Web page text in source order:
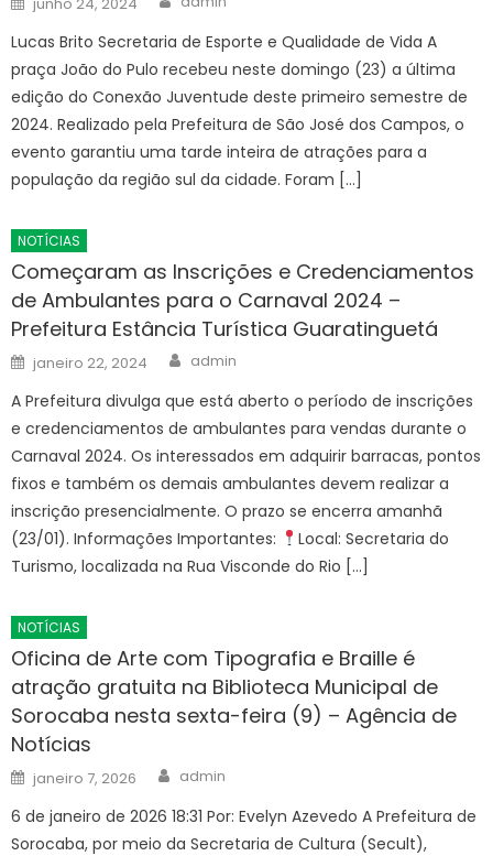
on
Lucas Brito Secretaria de Esporte e Qualidade de Vida A
praça João do Pulo recebeu neste domingo (23) a última
edição do Conexão Juventude deste primeiro semestre de
2024. Realizado pela Prefeitura de São José dos Campos, o
evento garantiu uma tarde inteira de atrações para a
população da região sul da cidade. Foram […]
NOTÍCIAS
Começaram as Inscrições e Credenciamentos
de Ambulantes para o Carnaval 2024 –
Prefeitura Estância Turística Guaratinguetá
Posted
on
janeiro 22, 2024 Author
admin
A Prefeitura divulga que está aberto o período de inscrições
e credenciamentos de ambulantes para vendas durante o
Carnaval 2024. Os interessados em adquirir barracas, pontos
fixos e também os demais ambulantes devem realizar a
inscrição presencialmente. O prazo se encerra amanhã
(23/01). Informações Importantes:
Local: Secretaria do
Turismo, localizada na Rua Visconde do Rio […]
NOTÍCIAS
Oficina de Arte com Tipografia e Braille é
atração gratuita na Biblioteca Municipal de
Sorocaba nesta sexta-feira (9) – Agência de
Notícias
Posted
on
janeiro 7, 2026 Author
admin
6 de janeiro de 2026 18:31 Por: Evelyn Azevedo A Prefeitura de
Sorocaba, por meio da Secretaria de Cultura (Secult),